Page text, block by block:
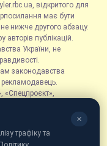
відкритого для
має бути
нижче другого абзацу.
авторів публікацій.
України, не
законодавства
рекламодавець.
«Спецпроєкт»,
форматом, що містить
з діяльністю
✕
трафіку та